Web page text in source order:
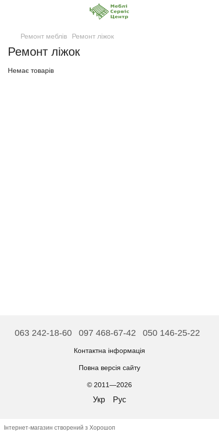
Ремонт меблів Ремонт ліжок
Ремонт ліжок
Немає товарів
063 242-18-60 097 468-67-42 050 146-25-22
Контактна інформація
Повна версія сайту
© 2011—2026
Укр Рус
Інтернет-магазин створений з Хорошоп